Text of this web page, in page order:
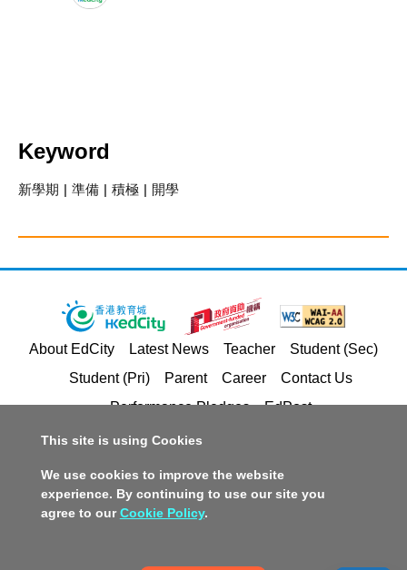
Keyword
新學期 | 準備 | 積極 | 開學
About EdCity Latest News Teacher
Student (Sec)
Student (Pri)
Parent Career
Contact Us
Performance Pledges
EdPost
Copyright and Intellectual Property Rights
Disclaimer
Policy on Promotion of Racial Equality
This site is using Cookies
We use cookies to improve the website
experience. By continuing to use our site you
agree to ourCookie Policy.